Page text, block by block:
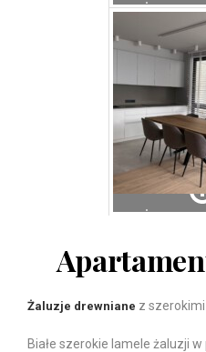
Żaluzje
Żaluzje
Żaluzje
Żaluzje drewniane z
Białe szerokie lamele żaluzji